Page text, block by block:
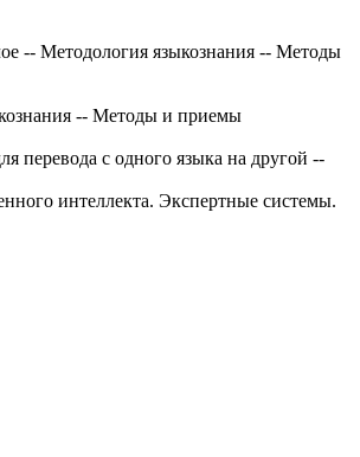
-- Методология языкознания -- Методы
-- Методы и приемы
перевода с одного языка на другой --
интеллекта. Экспертные системы.